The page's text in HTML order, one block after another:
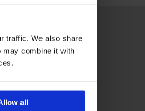
traffic. We also share
may combine it with
all